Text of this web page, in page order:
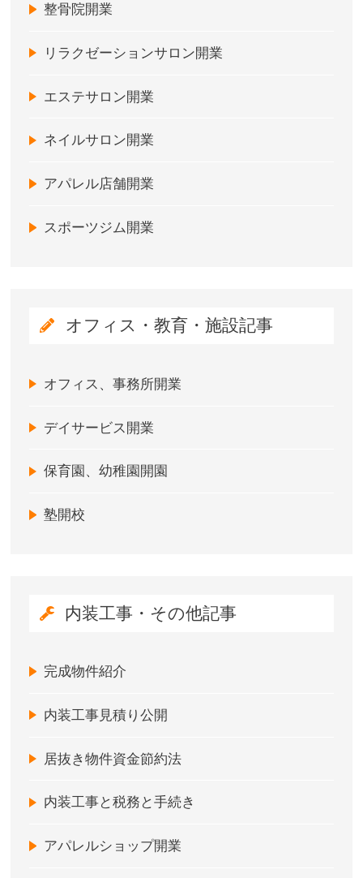
整骨院開業
リラクゼーションサロン開業
エステサロン開業
ネイルサロン開業
アパレル店舗開業
スポーツジム開業
オフィス・教育・施設記事
オフィス、事務所開業
デイサービス開業
保育園、幼稚園開園
塾開校
内装工事・その他記事
完成物件紹介
内装工事見積り公開
居抜き物件資金節約法
内装工事と税務と手続き
アパレルショップ開業